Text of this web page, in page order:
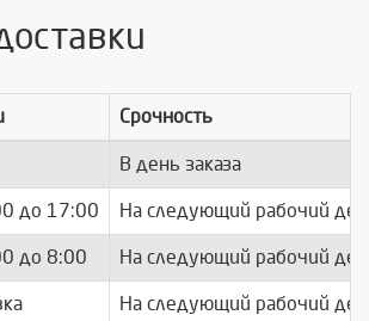
Срочность
В день заказа
до 17:00 На следующий рабочий
до 8:00 На следующий рабочий
На следующий рабочий